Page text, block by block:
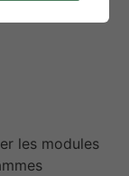
les modules